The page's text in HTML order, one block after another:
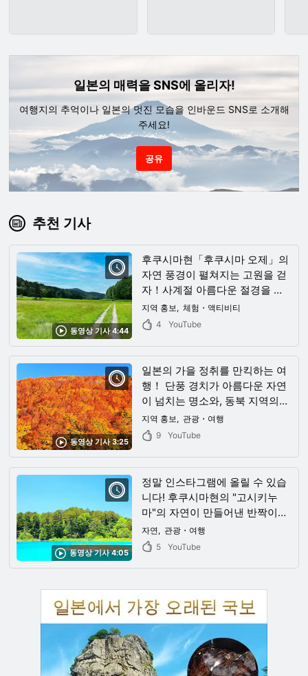
일본의 매력을 SNS에 올리자!
여행지의 추억이나 일본의 멋진 모습을 인바운드 SNS로 소개해
주세요!
공유
추천 기사
동영상 기사 4:44
후쿠시마현「후쿠시마 오제」의
자연 풍경이 펼쳐지는 고원을 걷
자！사계절 아름다운 절경을 도
는 여행을 떠나자！
지역 홍보
체험・액티비티
4
YouTube
동영상 기사 3:25
일본의 가을 정취를 만킥하는 여
행！ 단풍 경치가 아름다운 자연
이 넘치는 명소와, 동북 지역의
전통 문화를 소개！
지역 홍보
관광・여행
9
YouTube
동영상 기사 4:05
정말 인스타그램에 올릴 수 있습
니다! 후쿠시마현의 "고시키누
마"의 자연이 만들어낸 반짝이는
코발트 블루 수면은 이 세상 밖에
서는 볼 수 없는 신비로운 광경입
자연
관광・여행
5
YouTube